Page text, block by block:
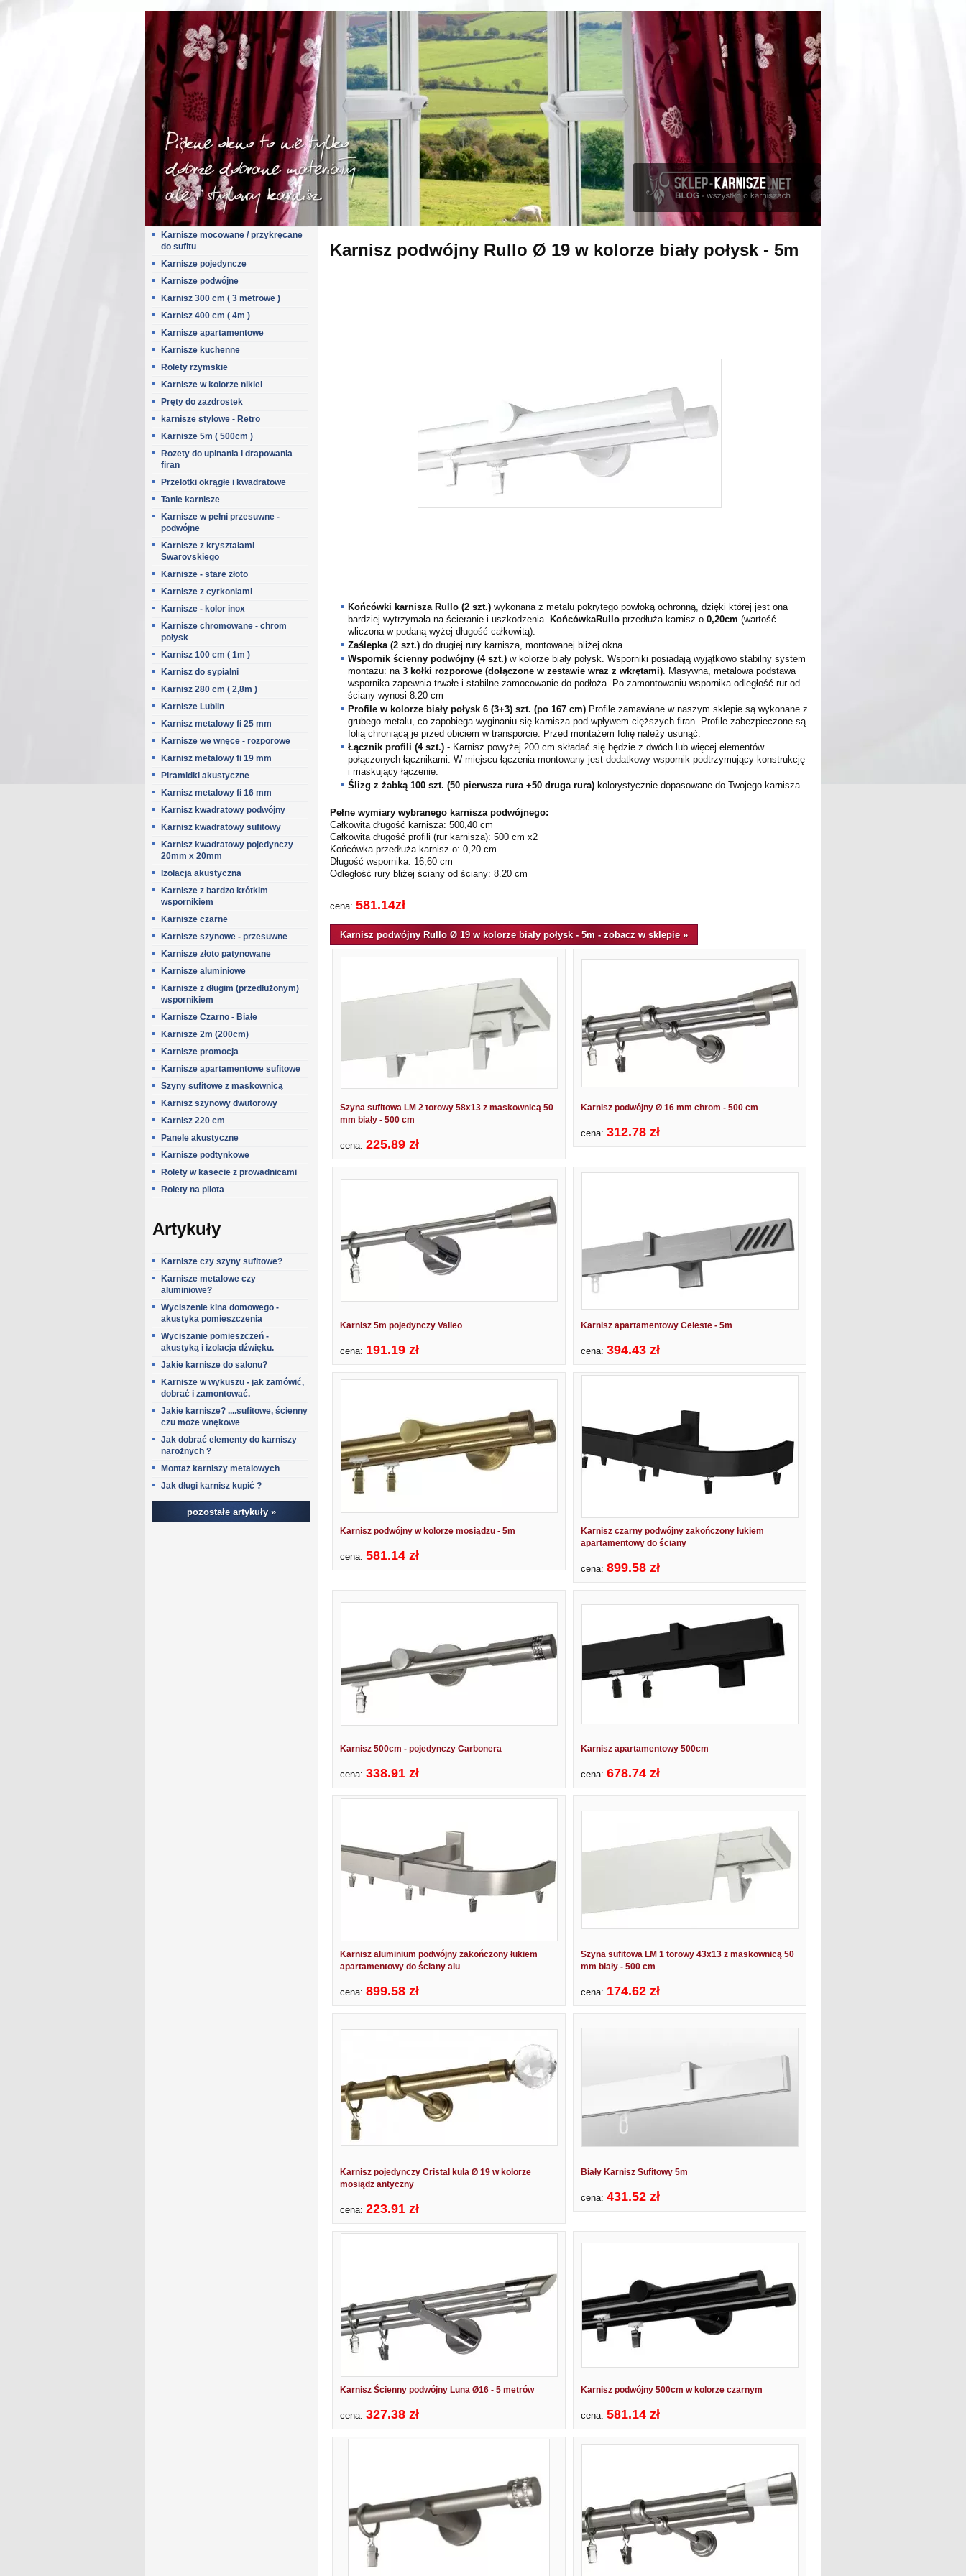
Karnisze mocowane / przykręcane
do sufitu
Karnisze pojedyncze
Karnisze podwójne
Karnisz 300 cm ( 3 metrowe )
Karnisz 400 cm ( 4m )
Karnisze apartamentowe
Karnisze kuchenne
Rolety rzymskie
Karnisze w kolorze nikiel
Pręty do zazdrostek
karnisze stylowe - Retro
Karnisze 5m ( 500cm )
Rozety do upinania i drapowania
firan
Przelotki okrągłe i kwadratowe
Tanie karnisze
Karnisze w pełni przesuwne -
podwójne
Karnisze z kryształami
Swarovskiego
Karnisze - stare złoto
Karnisze z cyrkoniami
Karnisze - kolor inox
Karnisze chromowane - chrom
połysk
Karnisz 100 cm ( 1m )
Karnisz do sypialni
Karnisz 280 cm ( 2,8m )
Karnisze Lublin
Karnisz metalowy fi 25 mm
Karnisze we wnęce - rozporowe
Karnisz metalowy fi 19 mm
Piramidki akustyczne
Karnisz metalowy fi 16 mm
Karnisz kwadratowy podwójny
Karnisz kwadratowy sufitowy
Karnisz kwadratowy pojedynczy
20mm x 20mm
Izolacja akustyczna
Karnisze z bardzo krótkim
wspornikiem
Karnisze czarne
Karnisze szynowe - przesuwne
Karnisze złoto patynowane
Karnisze aluminiowe
Karnisze z długim (przedłużonym)
wspornikiem
Karnisze Czarno - Białe
Karnisze 2m (200cm)
Karnisze promocja
Karnisze apartamentowe sufitowe
Szyny sufitowe z maskownicą
Karnisz szynowy dwutorowy
Karnisz 220 cm
Panele akustyczne
Karnisze podtynkowe
Rolety w kasecie z prowadnicami
Rolety na pilota
Artykuły
Karnisze czy szyny sufitowe?
Karnisze metalowe czy
aluminiowe?
Wyciszenie kina domowego -
akustyka pomieszczenia
Wyciszanie pomieszczeń -
akustyką i izolacja dźwięku.
Jakie karnisze do salonu?
Karnisze w wykuszu - jak zamówić,
dobrać i zamontować.
Jakie karnisze? ....sufitowe, ścienny
czu może wnękowe
Jak dobrać elementy do karniszy
narożnych ?
Montaż karniszy metalowych
Jak długi karnisz kupić ?
pozostałe artykuły »
Karnisz podwójny Rullo Ø 19 w kolorze biały połysk - 5m
Końcówki karnisza Rullo (2 szt.) wykonana z metalu pokrytego powłoką ochronną, dzięki której jest ona
bardziej wytrzymała na ścieranie i uszkodzenia.
KońcówkaRullo przedłuża karnisz o 0,20cm (wartość
wliczona w podaną wyżej długość całkowitą).
Zaślepka (2 szt.) do drugiej rury karnisza, montowanej bliżej okna.
Wspornik ścienny podwójny (4szt.) w kolorze biały połysk . Wsporniki posiadają wyjątkowo stabilny system
montażu: na 3 kołki rozporowe (dołączone w zestawie wraz z wkrętami) . Masywna, metalowa podstawa
wspornika zapewnia trwałe i stabilne zamocowanie do podłoża.
Po zamontowaniu wspornika odległość rur od
ściany wynosi 8.20 cm
Profile w kolorze biały połysk 6 (3+3) szt. (po 167 cm) Profile zamawiane w naszym sklepie są wykonane z
grubego metalu, co zapobiega wyginaniu się karnisza pod wpływem cięższych firan. Profile zabezpieczone są
folią chroniącą je przed obiciem w transporcie. Przed montażem folię należy usunąć.
Łącznik profili (4szt.) - Karnisz powyżej 200 cm składać się będzie z dwóch lub więcej elementów
połączonych łącznikami. W miejscu łączenia montowany jest dodatkowy wspornik podtrzymujący konstrukcję
i maskujący łączenie.
Ślizg z żabką 100 szt. (50 pierwsza rura +50 druga rura) kolorystycznie dopasowane do Twojego karnisza.
Pełne wymiary wybranego karnisza podwójnego:
Całkowita długość karnisza: 500,40 cm
Całkowita długość profili (rur karnisza): 500 cm x2
Końcówka przedłuża karnisz o: 0,20 cm
Długość wspornika: 16,60 cm
Odległość rury bliżej ściany od ściany: 8.20 cm
cena: 581.14zł
Karnisz podwójny Rullo Ø 19 w kolorze biały połysk - 5m - zobacz w sklepie »
Szyna sufitowa LM 2 torowy 58x13 z maskownicą 50
mm biały - 500 cm
cena: 225.89 zł
Karnisz podwójny Ø 16 mm chrom - 500 cm
cena: 312.78 zł
Karnisz 5m pojedynczy Valleo
cena: 191.19 zł
Karnisz apartamentowy Celeste - 5m
cena: 394.43 zł
Karnisz podwójny w kolorze mosiądzu - 5m
cena: 581.14 zł
Karnisz czarny podwójny zakończony łukiem
apartamentowy do ściany
cena: 899.58 zł
Karnisz 500cm - pojedynczy Carbonera
cena: 338.91 zł
Karnisz apartamentowy 500cm
cena: 678.74 zł
Karnisz aluminium podwójny zakończony łukiem
apartamentowy do ściany alu
cena: 899.58 zł
Szyna sufitowa LM 1 torowy 43x13 z maskownicą 50
mm biały - 500 cm
cena: 174.62 zł
Karnisz pojedynczy Cristal kula Ø 19 w kolorze
mosiądz antyczny
cena: 223.91 zł
Biały Karnisz Sufitowy 5m
cena: 431.52 zł
Karnisz Ścienny podwójny Luna Ø16 - 5 metrów
cena: 327.38 zł
Karnisz podwójny 500cm w kolorze czarnym
cena: 581.14 zł